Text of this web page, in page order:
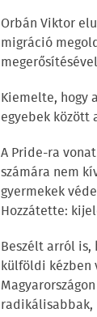
Orbán Viktor
migráció
Kiemelte, hogy
egyebek között
A Pride-ra
számára nem
gyermekek
Hozzátette:
Beszélt arról is,
külföldi kézben